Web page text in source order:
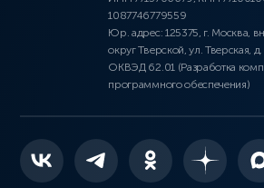
1087746779559
Юр. адрес: 125375, г. Москва,
округ Тверской, ул. Тверская, д.
ОКВЭД 62.01 (Разработка
программного обеспечения)